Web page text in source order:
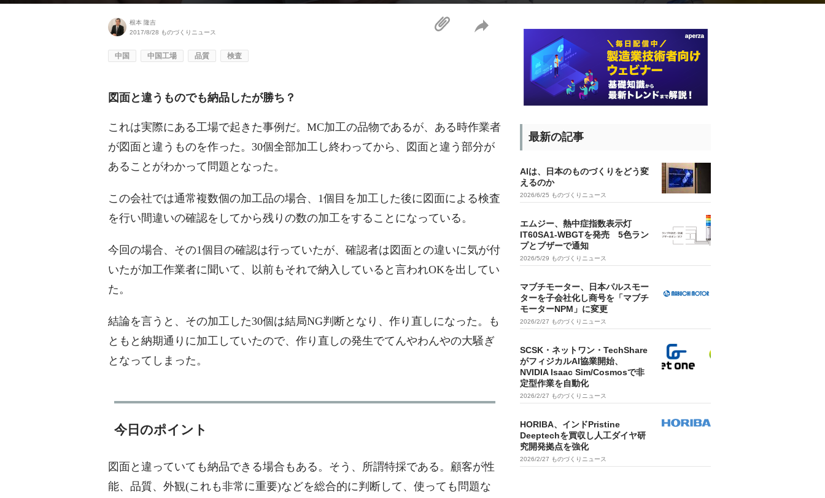
根本 隆吉
2017/8/28 ものづくりニュース
中国 中国工場 品質 検査
図面と違うものでも納品したが勝ち？
これは実際にある工場で起きた事例だ。MC加工の品物であるが、ある時作業者
が図面と違うものを作った。30個全部加工し終わってから、図面と違う部分が
あることがわかって問題となった。
この会社では通常複数個の加工品の場合、1個目を加工した後に図面による検査
を行い間違いの確認をしてから残りの数の加工をすることになっている。
今回の場合、その1個目の確認は行っていたが、確認者は図面との違いに気が付
いたが加工作業者に聞いて、以前もそれで納入していると言われOKを出してい
た。
結論を言うと、その加工した30個は結局NG判断となり、作り直しになった。も
ともと納期通りに加工していたので、作り直しの発生でてんやわんやの大騒ぎ
となってしまった。
今日のポイント
図面と違っていても納品できる場合もある。そう、所謂特採である。顧客が性
能、品質、外観(これも非常に重要)などを総合的に判断して、使っても問題な
最新の記事
AIは、日本のものづくりをどう変
えるのか
2026/6/25 ものづくりニュース
エムジー、熱中症指数表示灯
IT60SA1-WBGTを発売 5色ラン
プとブザーで通知
2026/5/29 ものづくりニュース
マブチモーター、日本パルスモー
ターを子会社化し商号を「マブチ
モーターNPM」に変更
2026/2/27 ものづくりニュース
SCSK・ネットワン・TechShare
がフィジカルAI協業開始、
NVIDIA Isaac Sim/Cosmosで非
定型作業を自動化
2026/2/27 ものづくりニュース
HORIBA、インドPristine
Deeptechを買収し人工ダイヤ研
究開発拠点を強化
2026/2/27 ものづくりニュース